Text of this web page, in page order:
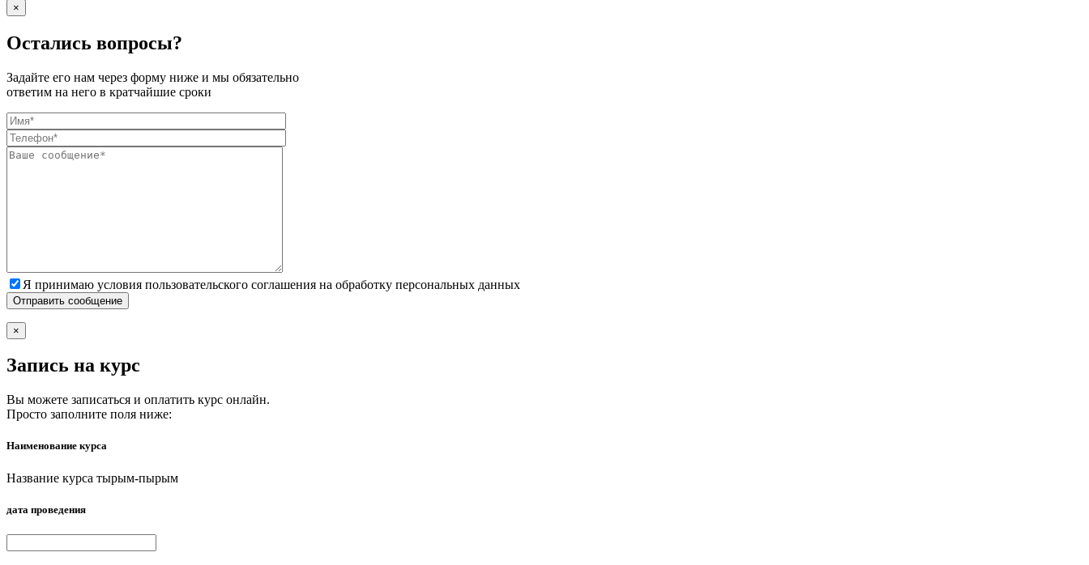
×
Остались вопросы?
Задайте его нам через форму ниже и мы обязательно
ответим на него в кратчайшие сроки
Я принимаю условия пользовательского соглашения на обработку персональных данных
×
Запись на курс
Вы можете записаться и оплатить курс онлайн.
Просто заполните поля ниже:
Наименование курса
Название курса тырым-пырым
дата проведения